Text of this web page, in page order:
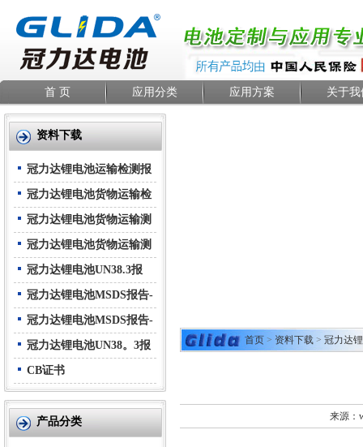
首 页 应用分类 应用方案 关于我
资料下载
冠力达锂电池运输检测报
告-空运
冠力达锂电池货物运输检
测报告--海运
冠力达锂电池货物运输测
试报告(与设备)-空运
冠力达锂电池货物运输测
试报告(与设备)-海运
冠力达锂电池UN38.3报
告-中文
冠力达锂电池MSDS报告-
中文
冠力达锂电池MSDS报告-
英文
冠力达锂电池UN38。3报
告-英文
CB证书
产品分类
首页 > 资料下载 > 冠力达
来源：